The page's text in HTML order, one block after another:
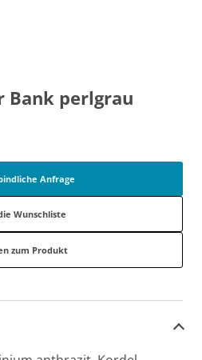
Bank perlgrau
Anfrage
Wunschliste
zum Produkt